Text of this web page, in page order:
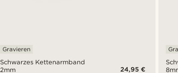
Schwarzes Kettenarmband
2mm
Gravieren
24,95 €